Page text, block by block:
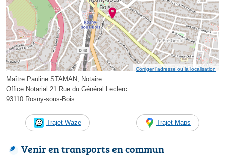
Corriger l’adresse ou la localisation
Maître Pauline STAMAN, Notaire
Office Notarial 21 Rue du Général Leclerc
93110 Rosny-sous-Bois
Trajet Waze Trajet Maps
Venir en transports en commun